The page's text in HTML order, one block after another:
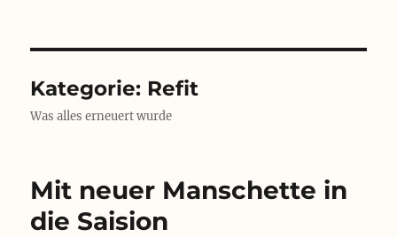
Kategorie: Refit
Was alles erneuert wurde
Mit neuer Manschette in
die Saision